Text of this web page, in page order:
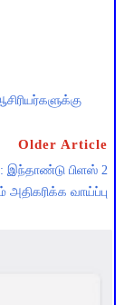
Older Article
இந்தாண்டு பிளஸ் 2
அதிகரிக்க வாய்ப்பு